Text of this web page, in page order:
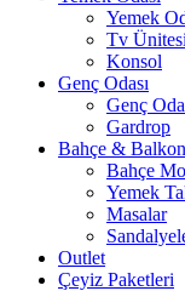
Yemek
Tv Ünitesi
Konsol
Genç Odası
Genç
Gardrop
Bahçe & Balkon
Bahçe
Yemek
Masalar
Outlet
Çeyiz Paketleri